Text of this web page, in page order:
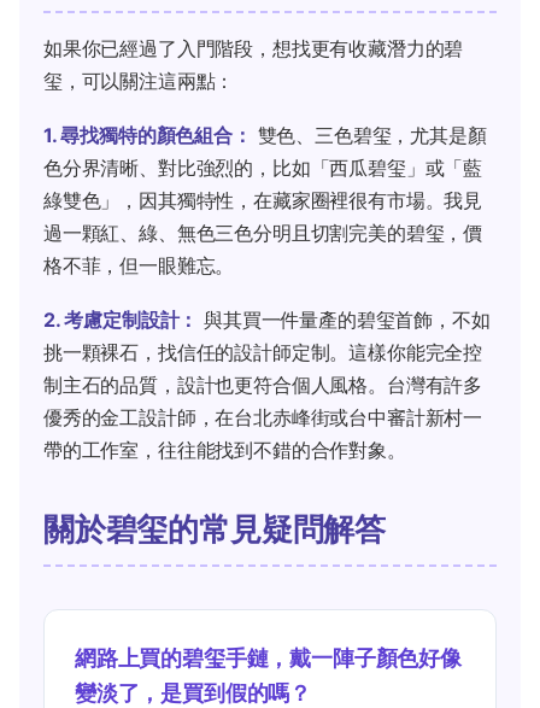
如果你已經過了入門階段，想找更有收藏潛力的碧
玺，可以關注這兩點：
1. 尋找獨特的顏色組合： 雙色、三色碧玺，尤其是顏
色分界清晰、對比強烈的，比如「西瓜碧玺」或「藍
綠雙色」，因其獨特性，在藏家圈裡很有市場。我見
過一顆紅、綠、無色三色分明且切割完美的碧玺，價
格不菲，但一眼難忘。
2. 考慮定制設計： 與其買一件量產的碧玺首飾，不如
挑一顆裸石，找信任的設計師定制。這樣你能完全控
制主石的品質，設計也更符合個人風格。台灣有許多
優秀的金工設計師，在台北赤峰街或台中審計新村一
帶的工作室，往往能找到不錯的合作對象。
關於碧玺的常見疑問解答
網路上買的碧玺手鏈，戴一陣子顏色好像
變淡了，是買到假的嗎？